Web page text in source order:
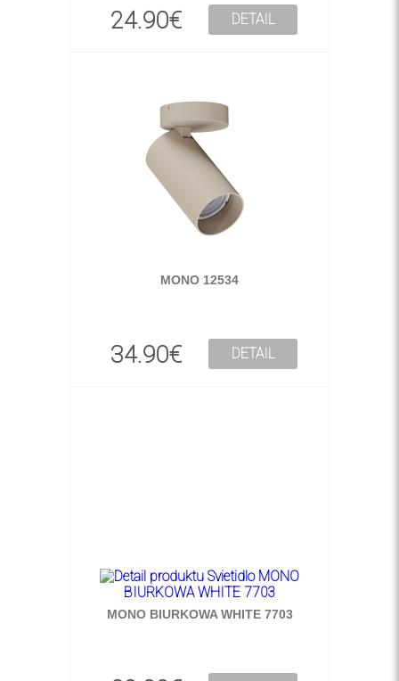
24.90€ DETAIL
MONO 12534
34.90€ DETAIL
MONO BIURKOWA WHITE 7703